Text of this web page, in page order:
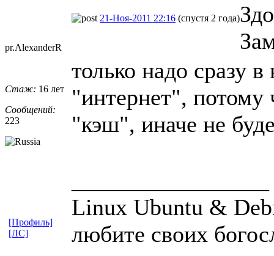
pr.Alexander​R
Стаж: 16 лет
Сообщений:
223
21-Ноя-2011 22:16 (спустя 2 года)
только надо сразу
"интернет", потому
"кэш", иначе не
Linux Ubuntu &
любите своих
[Профиль]
[ЛС]